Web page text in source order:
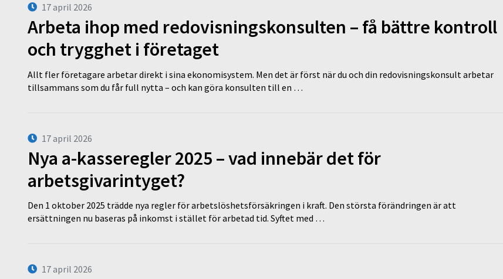
17 april 2026
Arbeta ihop med redovisningskonsulten – få bättre kontroll
och trygghet i företaget
Allt fler företagare arbetar direkt i sina ekonomisystem. Men det är först när du och din redovisningskonsult arbetar
tillsammans som du får full nytta – och kan göra konsulten till en …
17 april 2026
Nya a-kasseregler 2025 – vad innebär det för
arbetsgivarintyget?
Den 1 oktober 2025 trädde nya regler för arbetslöshetsförsäkringen i kraft. Den största förändringen är att
ersättningen nu baseras på inkomst i stället för arbetad tid. Syftet med …
17 april 2026